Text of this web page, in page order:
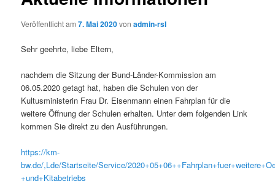
Veröffentlicht am7. Mai 2020vonadmin-rsl
Sehr geehrte, liebe Eltern,
nachdem die Sitzung der Bund-Länder-Kommission am
06.05.2020 getagt hat, haben die Schulen von der
Kultusministerin Frau Dr. Eisenmann einen Fahrplan für die
weitere Öffnung der Schulen erhalten. Unter dem folgenden Link
kommen Sie direkt zu den Ausführungen.
https://km-
bw.de/,Lde/Startseite/Service/
+und+Kitabetriebs